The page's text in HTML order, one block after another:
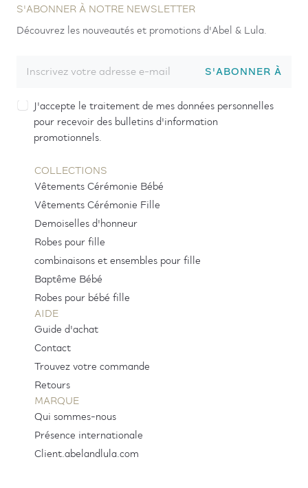
S'ABONNER À NOTRE NEWSLETTER
Découvrez les nouveautés et promotions d'Abel & Lula.
S'ABONNER À
J'accepte le traitement de mes données personnelles
pour recevoir des bulletins d'information
promotionnels.
COLLECTIONS
Vêtements Cérémonie Bébé
Vêtements Cérémonie Fille
Demoiselles d'honneur
Robes pour fille
combinaisons et ensembles pour fille
Baptême Bébé
Robes pour bébé fille
AIDE
Guide d'achat
Contact
Trouvez votre commande
Retours
MARQUE
Qui sommes-nous
Présence internationale
Client.abelandlula.com